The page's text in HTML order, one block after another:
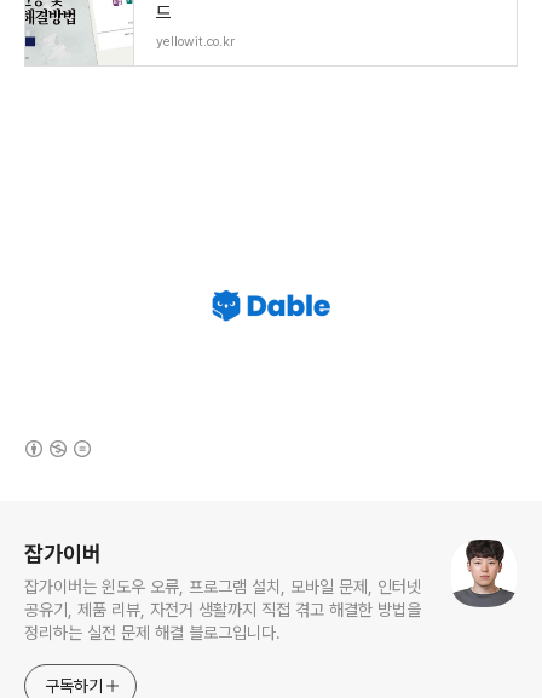
드
yellowit.co.kr
잡가이버
잡가이버는 윈도우 오류, 프로그램 설치, 모바일 문제, 인터넷
공유기, 제품 리뷰, 자전거 생활까지 직접 겪고 해결한 방법을
정리하는 실전 문제 해결 블로그입니다.
구독하기